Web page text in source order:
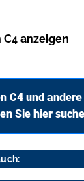
C4 anzeigen
C4 und
Sie hier